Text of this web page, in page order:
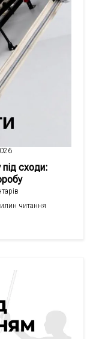
під сходи:
читання